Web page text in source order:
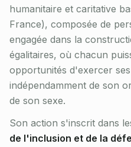
humanitaire et caritative
France), composée de
engagée dans la
égalitaires, où chacun
opportunités d'exercer
indépendamment de son
de son sexe.
Son action s'inscrit dans
de l'inclusion et de la